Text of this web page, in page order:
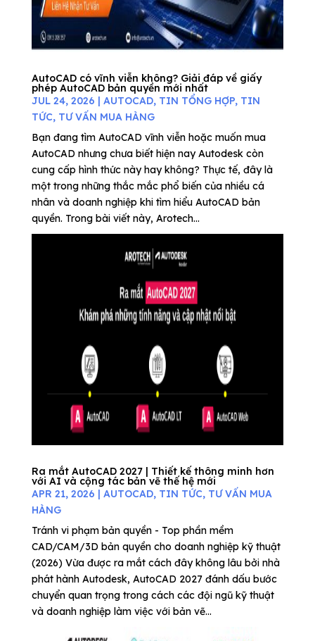
AutoCAD có vĩnh viễn không? Giải đáp về giấy
phép AutoCAD bản quyền mới nhất
JUL 24, 2026 | AUTOCAD, TIN TỔNG HỢP, TIN
TỨC, TƯ VẤN MUA HÀNG
Bạn đang tìm AutoCAD vĩnh viễn hoặc muốn mua
AutoCAD nhưng chưa biết hiện nay Autodesk còn
cung cấp hình thức này hay không? Thực tế, đây là
một trong những thắc mắc phổ biến của nhiều cá
nhân và doanh nghiệp khi tìm hiểu AutoCAD bản
quyền. Trong bài viết này, Arotech...
Ra mắt AutoCAD 2027 | Thiết kế thông minh hơn
với AI và cộng tác bản vẽ thế hệ mới
APR 21, 2026 | AUTOCAD, TIN TỨC, TƯ VẤN MUA
HÀNG
Tránh vi phạm bản quyền - Top phần mềm
CAD/CAM/3D bản quyền cho doanh nghiệp kỹ thuật
(2026) Vừa được ra mắt cách đây không lâu bởi nhà
phát hành Autodesk, AutoCAD 2027 đánh dấu bước
chuyển quan trọng trong cách các đội ngũ kỹ thuật
và doanh nghiệp làm việc với bản vẽ...